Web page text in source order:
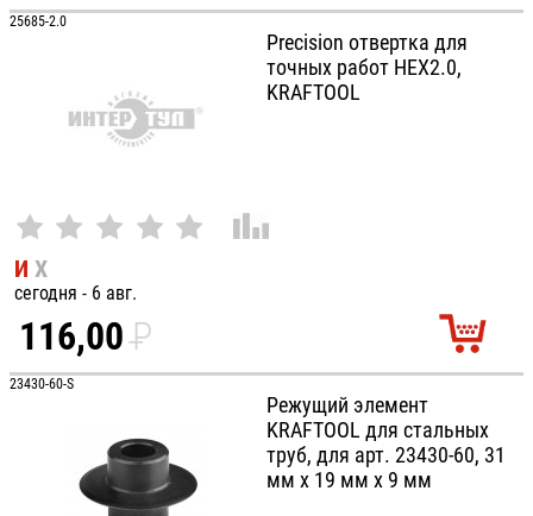
УБ.
25685-2.0
Precision отвертка для
точных работ HEX2.0,
KRAFTOOL
И Х
сегодня - 6 авг.
116,00P
УБ.
23430-60-S
Режущий элемент
KRAFTOOL для стальных
труб, для арт. 23430-60, 31
мм х 19 мм х 9 мм